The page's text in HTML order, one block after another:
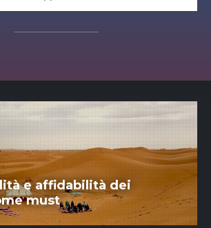
e affidabilità dei
must